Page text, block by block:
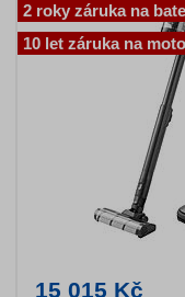
15 015 Kč
2 roky záruka na
10 let záruka na